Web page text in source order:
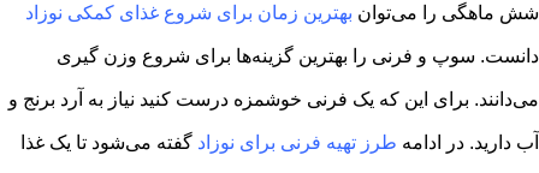
شش ماهگی را می‌توان بهترین زمان برای شروع غذای کمکی نوزاد
دانست. سوپ و فرنی را بهترین گزینه‌ها برای شروع وزن گیری
می‌دانند. برای این که یک فرنی خوشمزه درست کنید نیاز به آرد برنج و
آب دارید. در ادامه طرز تهیه فرنی برای نوزاد گفته می‌شود تا یک غذا